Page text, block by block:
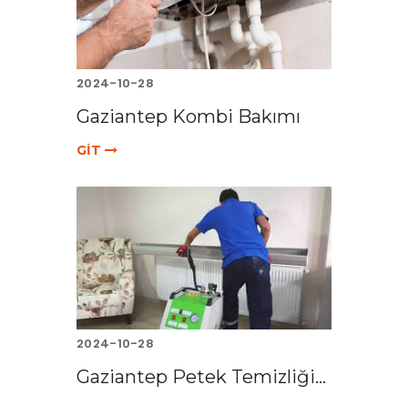
2024-10-28
Gaziantep Kombi Bakımı
GİT
2024-10-28
Gaziantep Petek Temizliği...